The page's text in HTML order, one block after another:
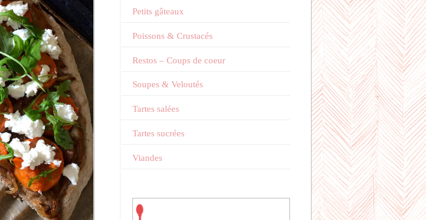
Petits gâteaux
Poissons & Crustacés
Restos – Coups de coeur
Soupes & Veloutés
Tartes salées
Tartes sucrées
Viandes